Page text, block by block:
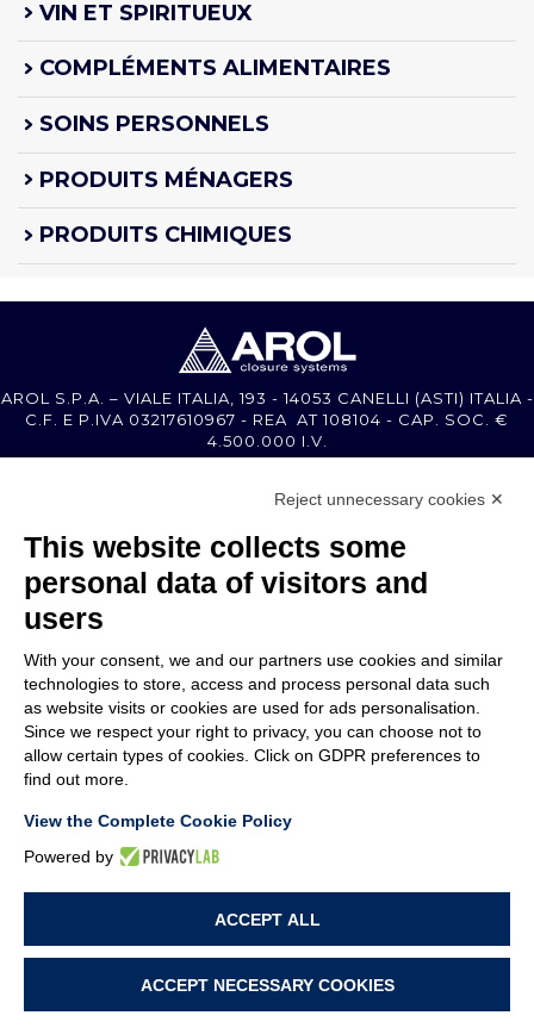
VIN ET SPIRITUEUX
COMPLÉMENTS ALIMENTAIRES
SOINS PERSONNELS
PRODUITS MÉNAGERS
PRODUITS CHIMIQUES
AROL S.P.A. – VIALE ITALIA, 193 - 14053 CANELLI (ASTI) ITALIA -
C.F. E P.IVA 03217610967 - REA AT 108104 - CAP. SOC. €
4.500.000 I.V.
MEMBER OF
SOCIÉTÉ
SERVICE CLIENTS
CONTACTEZ-NOUS
TERMS & CONDITIONS
CODE OF ETHICS
WHISTLEBLOWING
COOKIE POLICY
COOKIE PREFERENCES
PROJECT BYWEBIMMAGINE
Reject unnecessary cookies ✕
This website collects some
personal data of visitors and
users
With your consent, we and our partners use cookies and similar
technologies to store, access and process personal data such
as website visits or cookies are used for ads personalisation.
Since we respect your right to privacy, you can choose not to
allow certain types of cookies. Click on GDPR preferences to
find out more.
View the Complete Cookie Policy
Powered by
ACCEPT ALL
ACCEPT NECESSARY COOKIES